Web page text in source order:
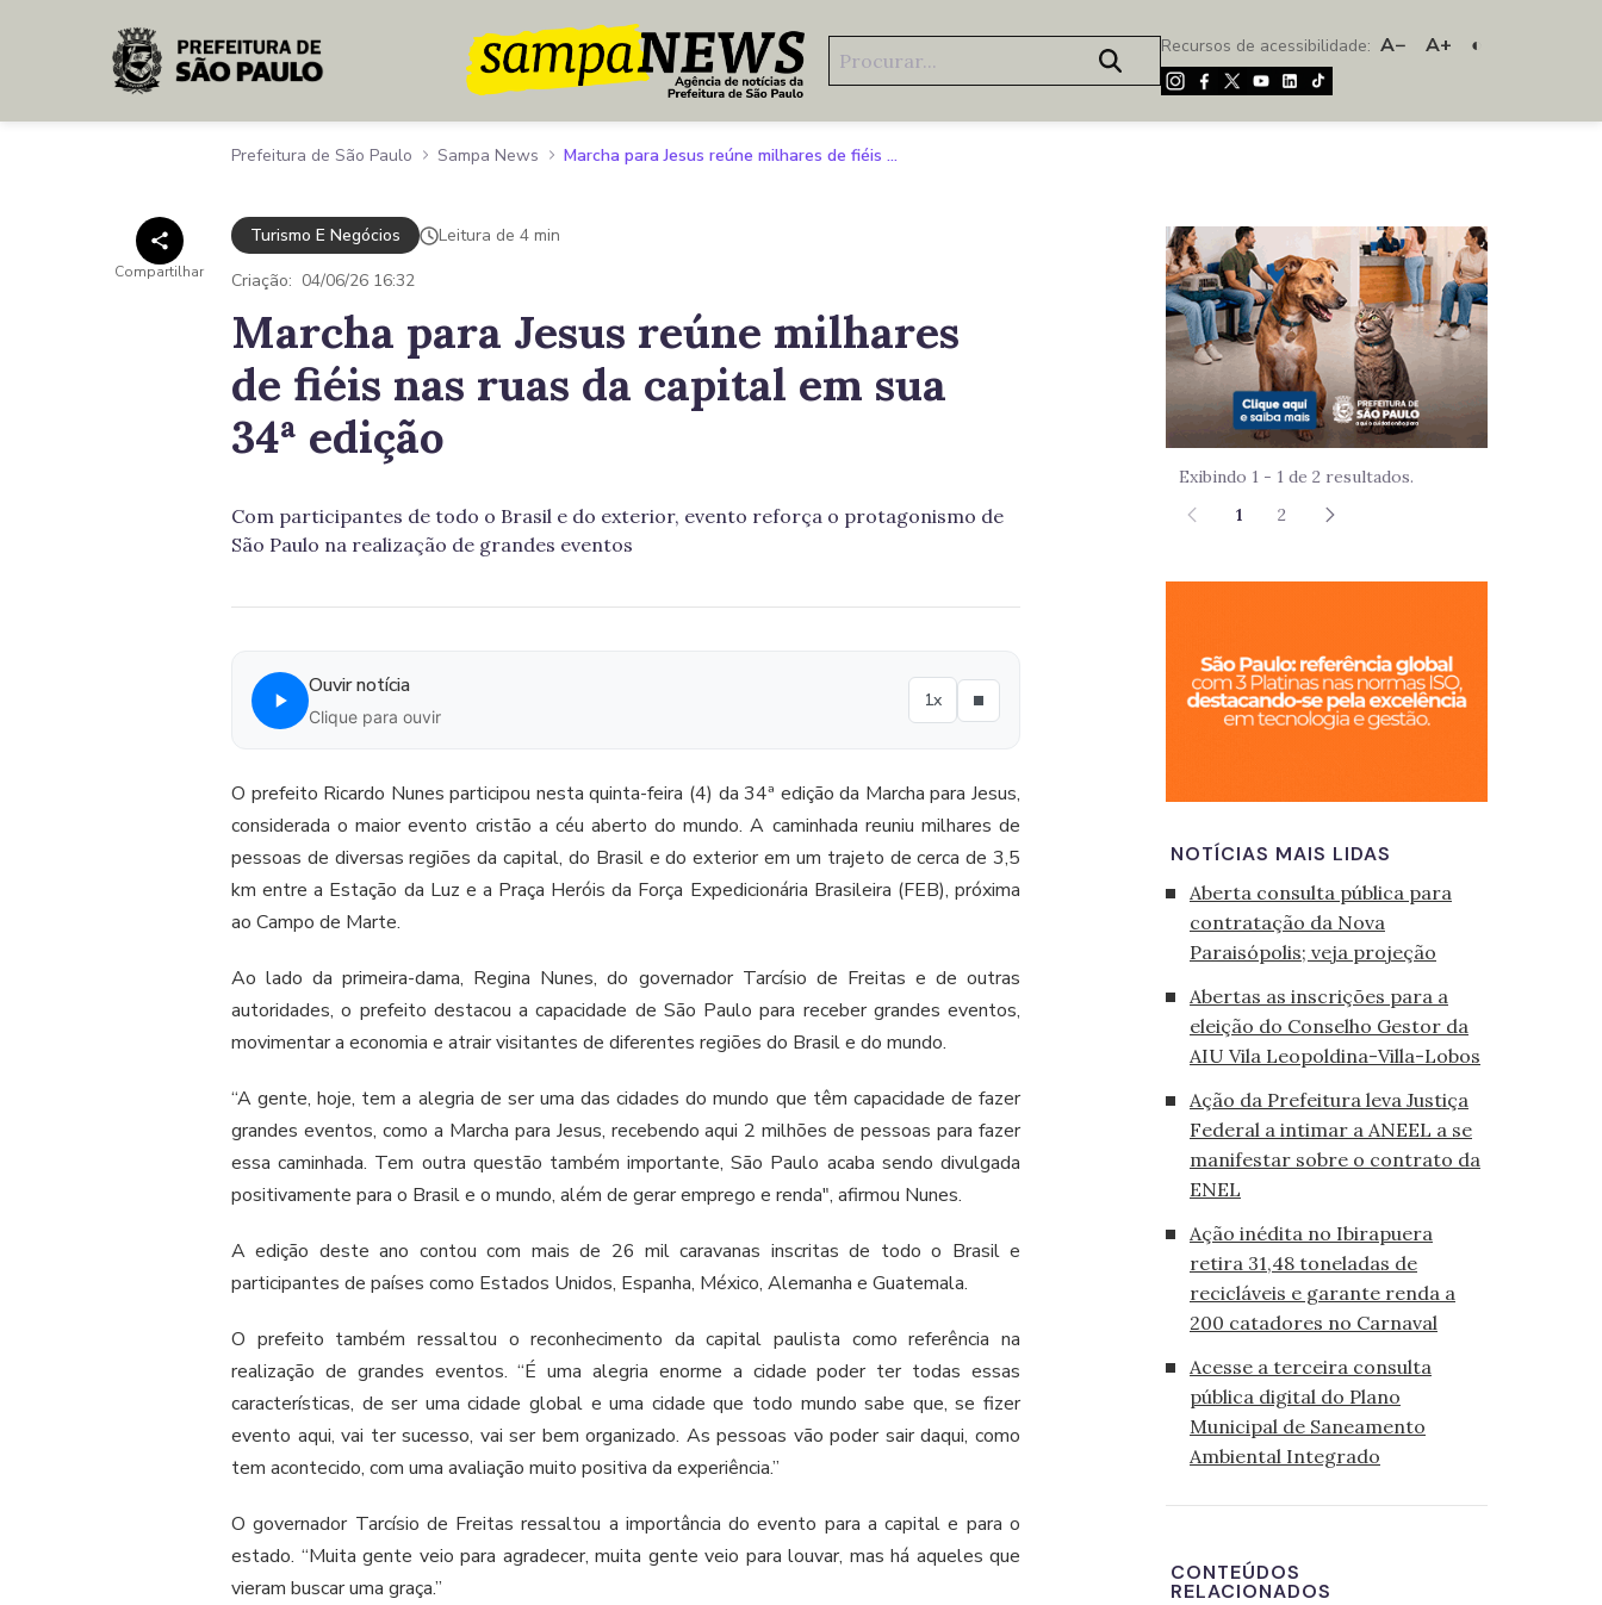
Pular para o Conteúdo principal
Recursos de acessibilidade: A− A+ ◐
Prefeitura de São Paulo Sampa News Marcha para Jesus reúne milhares de fiéis nas ruas da capital em sua 34ª edição
Compartilhar
Turismo E Negócios
Leitura de 4 min
Criação: 04/06/26 16:32
Marcha para Jesus reúne milhares
de fiéis nas ruas da capital em sua
34ª edição
Com participantes de todo o Brasil e do exterior, evento reforça o protagonismo de
São Paulo na realização de grandes eventos
Ouvir notícia
Clique para ouvir
1x
O prefeito Ricardo Nunes participou nesta quinta-feira (4) da 34ª edição da Marcha para Jesus,
considerada o maior evento cristão a céu aberto do mundo. A caminhada reuniu milhares de
pessoas de diversas regiões da capital, do Brasil e do exterior em um trajeto de cerca de 3,5
km entre a Estação da Luz e a Praça Heróis da Força Expedicionária Brasileira (FEB), próxima
ao Campo de Marte.
Ao lado da primeira-dama, Regina Nunes, do governador Tarcísio de Freitas e de outras
autoridades, o prefeito destacou a capacidade de São Paulo para receber grandes eventos,
movimentar a economia e atrair visitantes de diferentes regiões do Brasil e do mundo.
“A gente, hoje, tem a alegria de ser uma das cidades do mundo que têm capacidade de fazer
grandes eventos, como a Marcha para Jesus, recebendo aqui 2 milhões de pessoas para fazer
essa caminhada. Tem outra questão também importante, São Paulo acaba sendo divulgada
positivamente para o Brasil e o mundo, além de gerar emprego e renda", afirmou Nunes.
A edição deste ano contou com mais de 26 mil caravanas inscritas de todo o Brasil e
participantes de países como Estados Unidos, Espanha, México, Alemanha e Guatemala.
O prefeito também ressaltou o reconhecimento da capital paulista como referência na
realização de grandes eventos. “É uma alegria enorme a cidade poder ter todas essas
características, de ser uma cidade global e uma cidade que todo mundo sabe que, se fizer
evento aqui, vai ter sucesso, vai ser bem organizado. As pessoas vão poder sair daqui, como
tem acontecido, com uma avaliação muito positiva da experiência.”
O governador Tarcísio de Freitas ressaltou a importância do evento para a capital e para o
estado. “Muita gente veio para agradecer, muita gente veio para louvar, mas há aqueles que
vieram buscar uma graça.”
Imagem de
Exibindo 1 - 1 de 2 resultados.
1
2
NOTÍCIAS MAIS LIDAS
Aberta consulta pública para
contratação da Nova
Paraisópolis; veja projeção
Abertas as inscrições para a
eleição do Conselho Gestor da
AIU Vila Leopoldina-Villa-Lobos
Ação da Prefeitura leva Justiça
Federal a intimar a ANEEL a se
manifestar sobre o contrato da
ENEL
Ação inédita no Ibirapuera
retira 31,48 toneladas de
recicláveis e garante renda a
200 catadores no Carnaval
Acesse a terceira consulta
pública digital do Plano
Municipal de Saneamento
Ambiental Integrado
CONTEÚDOS
RELACIONADOS